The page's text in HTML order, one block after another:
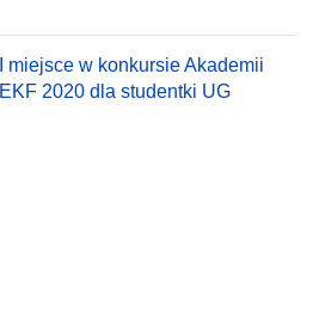
I miejsce w konkursie Akademii
EKF 2020 dla studentki UG